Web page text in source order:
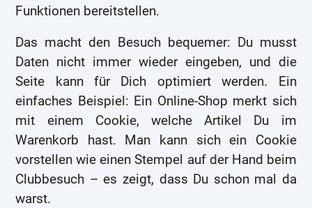
Funktionen bereitstellen.
Das macht den Besuch bequemer: Du musst
Daten nicht immer wieder eingeben, und die
Seite kann für Dich optimiert werden. Ein
einfaches Beispiel: Ein Online-Shop merkt sich
mit einem Cookie, welche Artikel Du im
Warenkorb hast. Man kann sich ein Cookie
vorstellen wie einen Stempel auf der Hand beim
Clubbesuch – es zeigt, dass Du schon mal da
warst.